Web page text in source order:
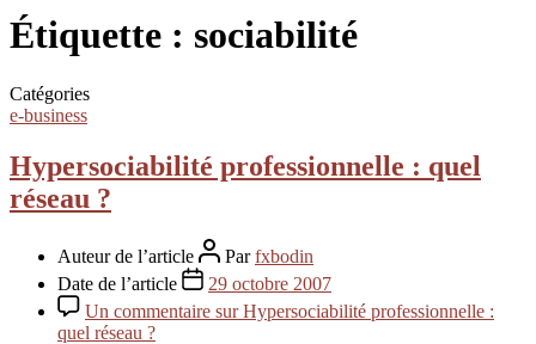
Étiquette : sociabilité
Catégories
e-business
Hypersociabilité professionnelle : quel
réseau ?
Auteur de l’article Parfxbodin
Date de l’article
29 octobre 2007
Un commentaire sur Hypersociabilité professionnelle :
quel réseau ?